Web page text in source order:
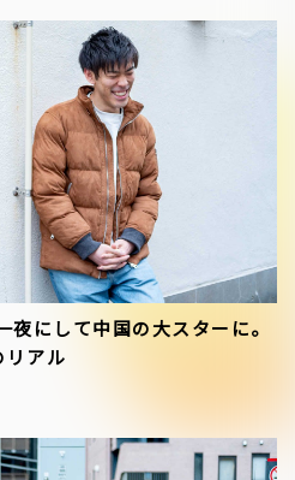
にして中国の大スターに。
リアル